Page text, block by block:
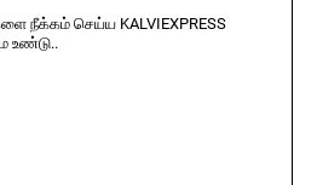
நீக்கம் செய்ய KALVIEXPRESS
உண்டு..